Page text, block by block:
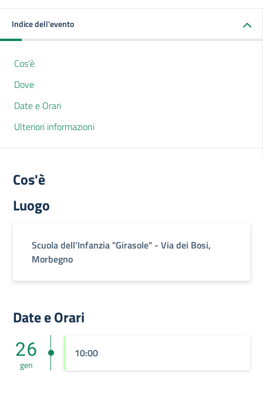
Indice dell'evento
Cos'è
Dove
Date e Orari
Ulteriori informazioni
Cos'è
Luogo
Scuola dell'Infanzia "Girasole" - Via dei Bosi,
Morbegno
Date e Orari
26
gen
10:00